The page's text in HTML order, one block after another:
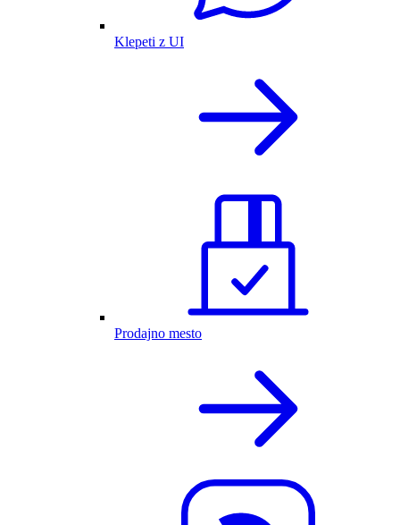
Klepeti z UI
Prodajno mesto